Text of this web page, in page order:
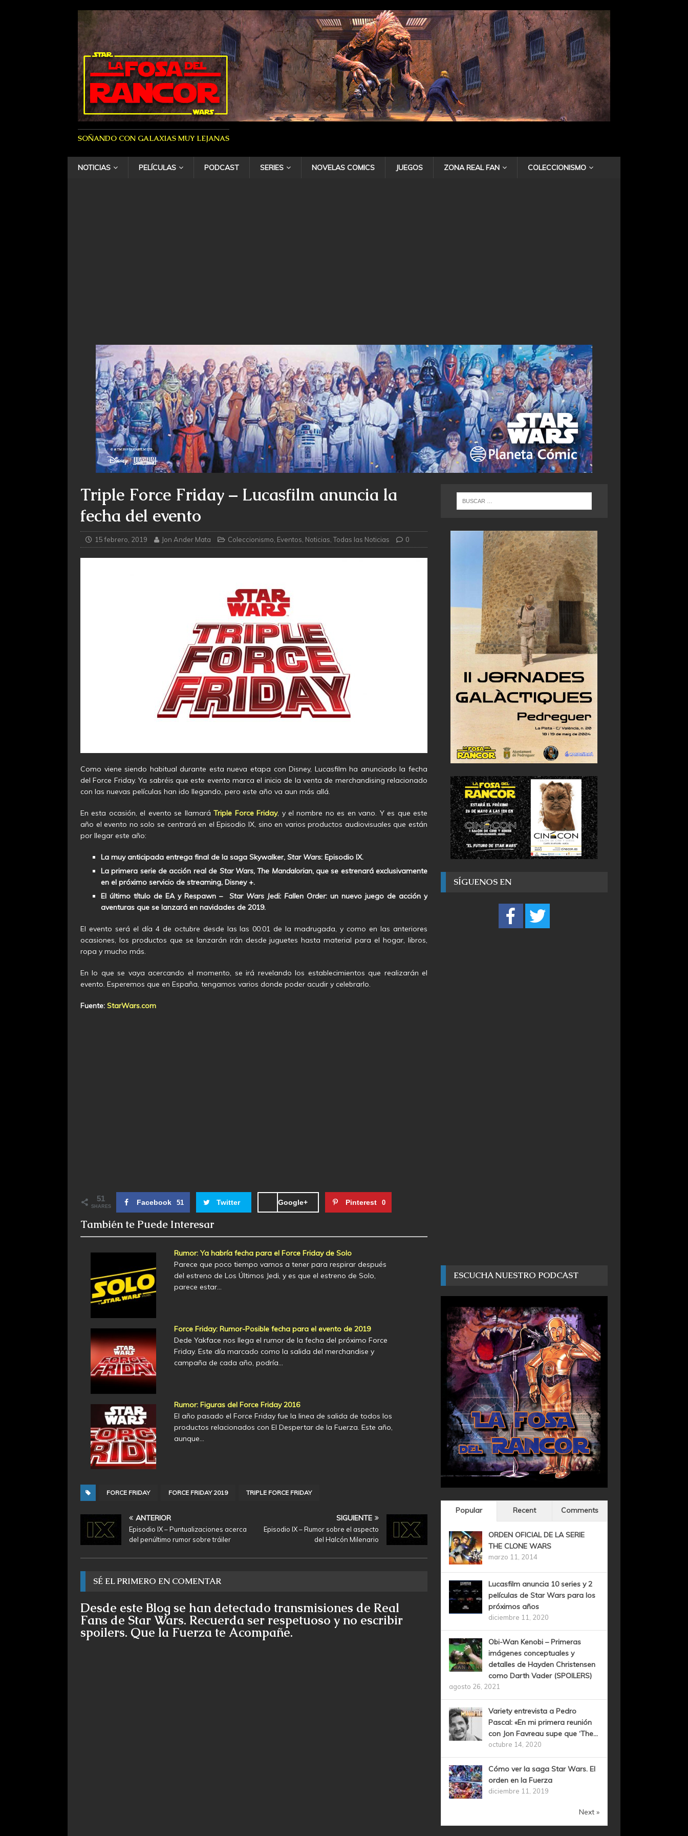
SOÑANDO CON GALAXIAS MUY LEJANAS
NOTICIAS PELÍCULAS PODCAST SERIES NOVELAS COMICS JUEGOS ZONA REAL FAN COLECCIONISMO
Triple Force Friday – Lucasfilm anuncia la
fecha del evento
15 febrero, 2019 Jon Ander Mata Coleccionismo Eventos Noticias ,Todas las Noticias 0
Como viene siendo habitual durante esta nueva etapa con Disney, Lucasfilm ha anunciado la fecha
del Force Friday. Ya sabréis que este evento marca el inicio de la venta de merchandising relacionado
con las nuevas películas han ido llegando, pero este año va aun más allá.
En esta ocasión, el evento se llamaráTriple Force Friday, y el nombre no es en vano. Y es que este
año el evento no solo se centrará en el Episodio IX, sino en varios productos audiovisuales que están
por llegar este año:
La muy anticipada entrega final de la saga Skywalker, Star Wars: Episodio IX.
La primera serie de acción real de Star Wars,The Mandalorian, que se estrenará exclusivamente
en el próximo servicio de streaming, Disney +.
El último título de EA y Respawn – Star Wars Jedi: Fallen Order: un nuevo juego de acción y
aventuras que se lanzará en navidades de 2019.
El evento será el día 4 de octubre desde las las 00:01 de la madrugada, y como en las anteriores
ocasiones, los productos que se lanzarán irán desde juguetes hasta material para el hogar, libros,
ropa y mucho más.
En lo que se vaya acercando el momento, se irá revelando los establecimientos que realizarán el
evento. Esperemos que en España, tengamos varios donde poder acudir y celebrarlo.
Fuente: StarWars.com
51
SHARES Facebook 51 Twitter Google+ Pinterest 0
También te Puede Interesar
Rumor: Ya habría fecha para el Force Friday de Solo
Parece que poco tiempo vamos a tener para respirar después
del estreno de Los Últimos Jedi, y es que el estreno de Solo,
parece estar…
Force Friday: Rumor-Posible fecha para el evento de 2019
Dede Yakface nos llega el rumor de la fecha del próximo Force
Friday. Este día marcado como la salida del merchandise y
campaña de cada año, podría…
Rumor: Figuras del Force Friday 2016
El año pasado el Force Friday fue la linea de salida de todos los
productos relacionados con El Despertar de la Fuerza. Este año,
aunque…
FORCE FRIDAY FORCE FRIDAY 2019 TRIPLE FORCE FRIDAY
ANTERIOR
Episodio IX – Puntualizaciones acerca
del penúltimo rumor sobre tráiler
SIGUIENTE
Episodio IX – Rumor sobre el aspecto
del Halcón Milenario
SÉ EL PRIMERO EN COMENTAR
Desde este Blog se han detectado transmisiones de Real
Fans de Star Wars. Recuerda ser respetuoso y no escribir
spoilers. Que la Fuerza te Acompañe.
SÍGUENOS EN
ESCUCHA NUESTRO PODCAST
Popular Recent Comments
ORDEN OFICIAL DE LA SERIE
THE CLONE WARS
marzo 11, 2014
Lucasfilm anuncia 10 series y 2
películas de Star Wars para los
próximos años
diciembre 11, 2020
Obi-Wan Kenobi – Primeras
imágenes conceptuales y
detalles de Hayden Christensen
como Darth Vader (SPOILERS)
agosto 26, 2021
Variety entrevista a Pedro
Pascal: «En mi primera reunión
con Jon Favreau supe que ‘The...
octubre 14, 2020
Cómo ver la saga Star Wars. El
orden en la Fuerza
diciembre 11, 2019
Next »